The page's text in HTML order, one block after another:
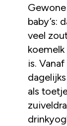
baby’s:
veel
is.
als